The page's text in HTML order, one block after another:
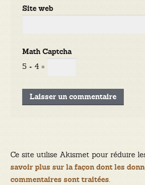
Site web
Math Captcha
5 + 4 =
Ce site utilise Akismet pour réduire
savoir plus sur la façon dont les
commentaires sont traitées.